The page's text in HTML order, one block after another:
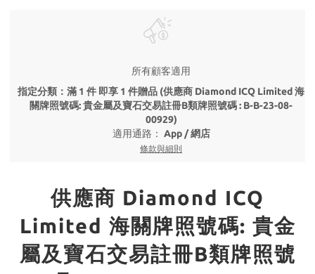
所有顧客適用
指定分類：滿 1 件 即享 1 件贈品 (供應商 Diamond ICQ Limited 海
關牌照號碼: 貴金屬及寶石交易註冊B類牌照號碼 : B-B-23-08-
00929)
適用通路： App / 網店
條款與細則
供應商 Diamond ICQ
Limited 海關牌照號碼: 貴金
屬及寶石交易註冊B類牌照號